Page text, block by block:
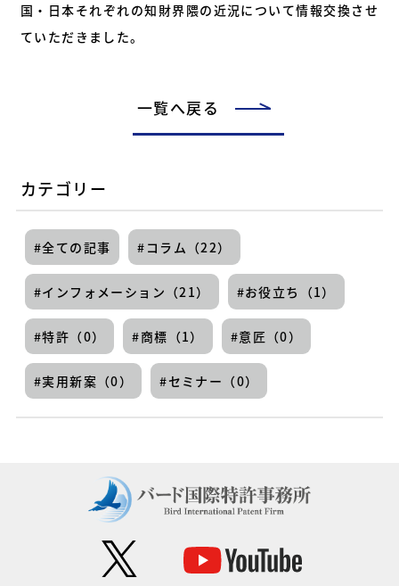
国・日本それぞれの知財界隈の近況について情報交換させ
ていただきました。
一覧へ戻る
カテゴリー
全ての記事 コラム（22）
インフォメーション（21） お役立ち（1）
特許（0） 商標（1） 意匠（0）
実用新案（0） セミナー（0）